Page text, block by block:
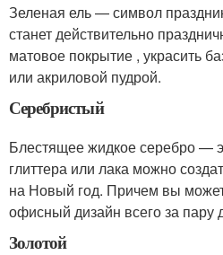
Зеленая ель — символ
станет действительно
матовое покрытие , украсить
или акриловой пудрой.
Серебристый
Блестящее жидкое серебро —
глиттера или лака можно
на Новый год. Причем вы
офисный дизайн всего за пару
Золотой